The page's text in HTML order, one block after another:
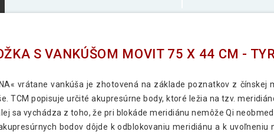
modrá
S VANKÚŠOM MOVIT 75 X 44 CM -
vrátane vankúša je zhotovená na základe poznatkov z čínskej
TCM popisuje určité akupresúrne body, ktoré ležia na tzv.
sa vychádza z toho, že pri blokáde meridiánu nemôže Qi
bodov dôjde k odblokovaniu meridiánu a k